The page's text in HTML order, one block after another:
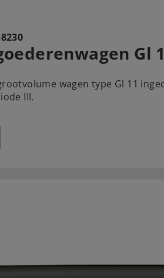
Gl
wagen type Gl 11
III.